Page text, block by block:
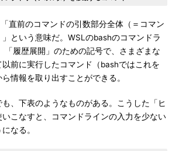
直前のコマンドの引数部分全体（＝コマン
」という意味だ。WSLのbashのコマンドラ
「履歴展開」のための記号で、さまざまな
前に実行したコマンド（bashではこれを
情報を取り出すことができる。
、下表のようなものがある。こうした「ヒ
いこなすと、コマンドラインの入力を少ない
なる。